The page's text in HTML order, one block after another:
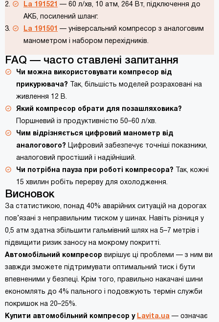
La 191521
— 60 л/хв, 10 атм, 264 Вт, підключення до
АКБ, посилений шланг.
La 191501
— універсальний компресор з аналоговим
манометром і набором перехідників.
FAQ — часто ставлені запитання
Чи можна використовувати компресор від
прикурювача? Так, більшість моделей розраховані на
живлення 12 В.
Який компресор обрати для позашляховика?
Поршневий із продуктивністю 50–60 л/хв.
Чим відрізняється цифровий манометр від
аналогового? Цифровий забезпечує точніші показники,
аналоговий простіший і надійніший.
Чи потрібна пауза при роботі компресора? Так, кожні
15 хвилин робіть перерву для охолодження.
Висновок
За статистикою, понад 40% аварійних ситуацій на дорогах
пов’язані з неправильним тиском у шинах. Навіть різниця у
0,5 атм здатна збільшити гальмівний шлях на 5–7 метрів і
підвищити ризик заносу на мокрому покритті.
Автомобільний компресор вирішує ці проблеми — з ним ви
завжди зможете підтримувати оптимальний тиск і бути
впевненими у безпеці. Крім того, правильно накачані шини
економлять до 4% пального і подовжують термін служби
покришок на 20–25%.
Купити автомобільний компресор у Lavita.ua — означає